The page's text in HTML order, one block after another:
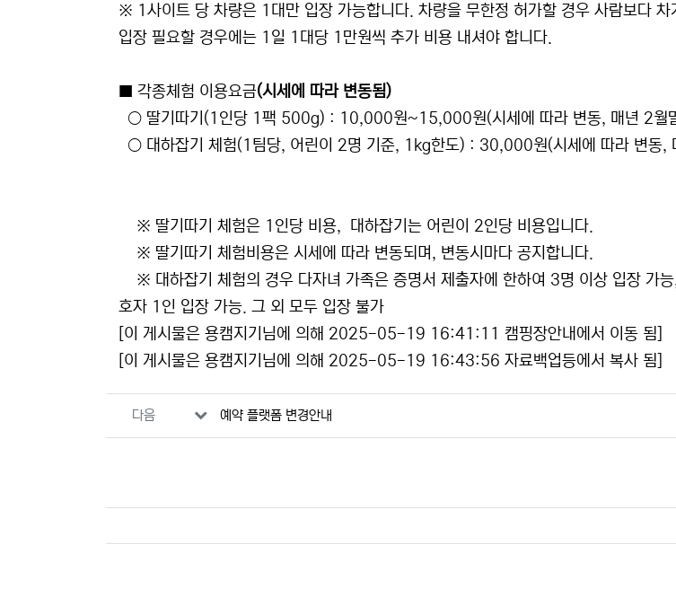
※ 1사이트 당 차량은 1대만 입장 가능합니다. 차량을 무한정 허가할 경우 사람보다
입장 필요할 경우에는 1일 1대당 1만원씩 추가 비용 내셔야 합니다.
■ 각종체험 이용요금(시세에 따라 변동됨)
○ 딸기따기(1인당 1팩 500g) : 10,000원~15,000원(시세에 따라 변동, 매년 2월
○ 대하잡기 체험(1팀당, 어린이 2명 기준, 1kg한도) : 30,000원(시세에 따라 변동,
※ 딸기따기 체험은 1인당 비용, 대하잡기는 어린이 2인당 비용입니다.
※ 딸기따기 체험비용은 시세에 따라 변동되며, 변동시마다 공지합니다.
※ 대하잡기 체험의 경우 다자녀 가족은 증명서 제출자에 한하여 3명 이상 입장 가
호자 1인 입장 가능. 그 외 모두 입장 불가
[이 게시물은 용캠지기님에 의해 2025-05-19 16:41:11 캠핑장안내에서 이동 됨]
[이 게시물은 용캠지기님에 의해 2025-05-19 16:43:56 자료백업등에서 복사 됨]
관련자료
다음 예약 플랫폼 변경안내